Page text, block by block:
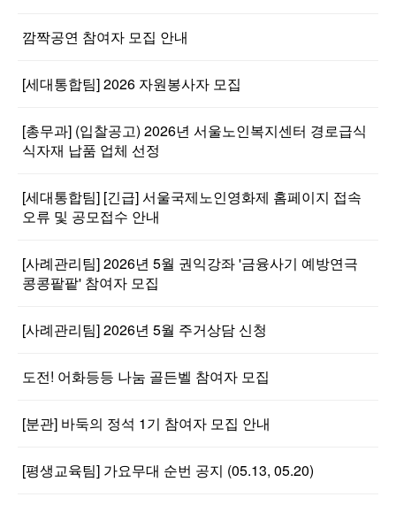
깜짝공연 참여자 모집 안내
[세대통합팀] 2026 자원봉사자 모집
[총무과] (입찰공고) 2026년 서울노인복지센터 경로급식
식자재 납품 업체 선정
[세대통합팀] [긴급] 서울국제노인영화제 홈페이지 접속
오류 및 공모접수 안내
[사례관리팀] 2026년 5월 권익강좌 '금융사기 예방연극
콩콩팥팥' 참여자 모집
[사례관리팀] 2026년 5월 주거상담 신청
도전! 어화등등 나눔 골든벨 참여자 모집
[분관] 바둑의 정석 1기 참여자 모집 안내
[평생교육팀] 가요무대 순번 공지 (05.13, 05.20)